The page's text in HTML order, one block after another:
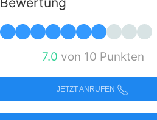
7.0 von 10 Punkten
JETZT ANRUFEN